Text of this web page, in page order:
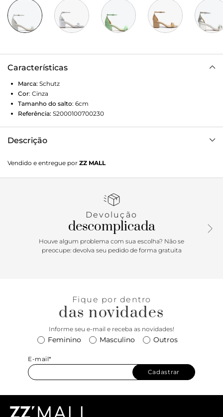
Características
Marca: Schutz
Cor: Cinza
Tamanho do salto: 6cm
Referência: S2000100700230
Descrição
ao impacto do confortável salto bloco! Cool com seu visual
minimalista, esse modelo ganhou ainda uma dose extra de
de cinza. Daqueles modelos de sandálias que são uma
sofisticadas como uma calça cropped de alfaiataria a itens
mais casuais que vão de vestidos curtos a shorts e calças
jeans, vai ser uma aposta certeira!
Vendido e entregue por ZZ MALL
Devolução
descomplicada
Houve algum problema com sua escolha? Não se
preocupe: devolva seu pedido de forma gratuita
Fique por dentro
das novidades
Informe seu e-mail e receba as novidades!
Feminino Masculino Outros
E-mail*
Cadastrar